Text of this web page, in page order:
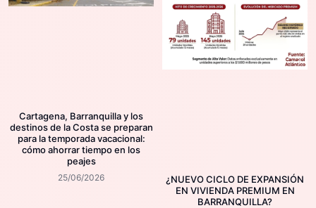
Cartagena, Barranquilla y los
destinos de la Costa se preparan
para la temporada vacacional:
cómo ahorrar tiempo en los
peajes
25/06/2026
¿NUEVO CICLO DE EXPANSIÓN
EN VIVIENDA PREMIUM EN
BARRANQUILLA?